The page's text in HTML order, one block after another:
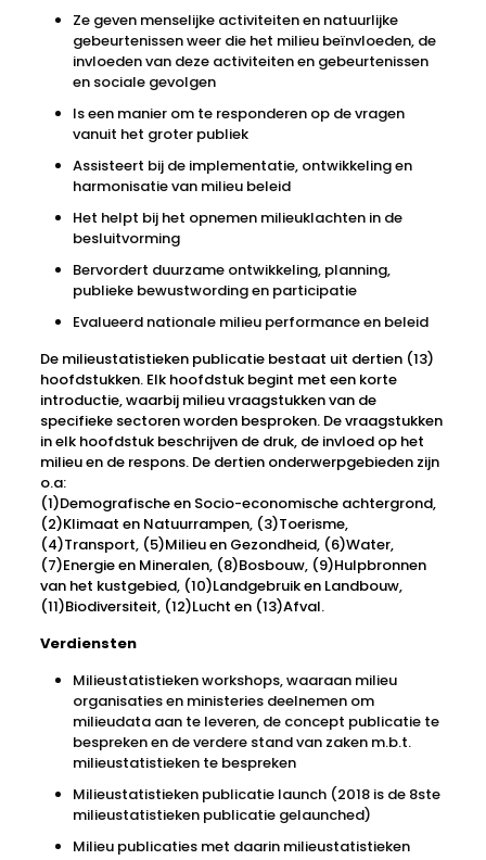
Ze geven menselijke activiteiten en natuurlijke
gebeurtenissen weer die het milieu beïnvloeden, de
invloeden van deze activiteiten en gebeurtenissen
en sociale gevolgen
Is een manier om te responderen op de vragen
vanuit het groter publiek
Assisteert bij de implementatie, ontwikkeling en
harmonisatie van milieu beleid
Het helpt bij het opnemen milieuklachten in de
besluitvorming
Bervordert duurzame ontwikkeling, planning,
publieke bewustwording en participatie
Evalueerd nationale milieu performance en beleid
De milieustatistieken publicatie bestaat uit dertien (13)
hoofdstukken. Elk hoofdstuk begint met een korte
introductie, waarbij milieu vraagstukken van de
specifieke sectoren worden besproken. De vraagstukken
in elk hoofdstuk beschrijven de druk, de invloed op het
milieu en de respons. De dertien onderwerpgebieden zijn
o.a:
(1)Demografische en Socio-economische achtergrond,
(2)Klimaat en Natuurrampen, (3)Toerisme,
(4)Transport, (5)Milieu en Gezondheid, (6)Water,
(7)Energie en Mineralen, (8)Bosbouw, (9)Hulpbronnen
van het kustgebied, (10)Landgebruik en Landbouw,
(11)Biodiversiteit, (12)Lucht en (13)Afval.
Verdiensten
Milieustatistieken workshops, waaraan milieu
organisaties en ministeries deelnemen om
milieudata aan te leveren, de concept publicatie te
bespreken en de verdere stand van zaken m.b.t.
milieustatistieken te bespreken
Milieustatistieken publicatie launch (2018 is de 8ste
milieustatistieken publicatie gelaunched)
Milieu publicaties met daarin milieustatistieken